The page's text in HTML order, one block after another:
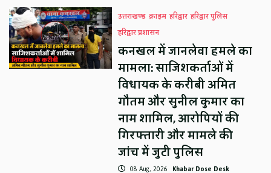
उत्तराखण्ड क्राइम हरिद्वार हरिद्वार पुलिस
हरिद्वार प्रशासन
कनखल में जानलेवा हमले का
मामला: साजिशकर्ताओं में
विधायक के करीबी अमित
गौतम और सुनील कुमार का
नाम शामिल, आरोपियों की
गिरफ्तारी और मामले की
जांच में जुटी पुलिस
08 Aug, 2026 Khabar Dose Desk